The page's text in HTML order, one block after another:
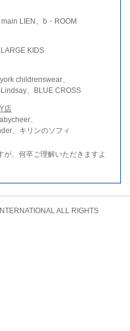
LIEN、b・ROOM
KIDS
childrenswear、
、BLUE CROSS
店
、
、キリンのソフィ
、何卒ご理解いただきますよ